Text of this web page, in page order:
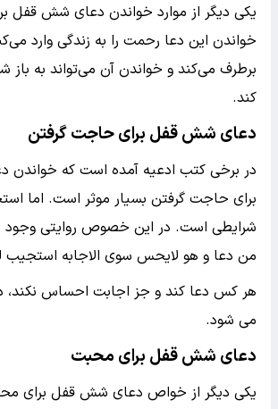
یکی دیگر از موارد خواندن دعای شش قفل
خواندن این دعا رحمت را به زندگی وارد
برطرف می‌کند و خواندن آن می‌تواند به
کند.
دعای شش قفل برای حاجت گرفتن
در برخی کتب ادعیه آمده است که
برای حاجت گرفتن بسیار موثر است. اما
شرایطی است. در این خصوص روایتی وجود
من دعا و هو لایحس سوی الاجابه استجیب
هر کس دعا کند و جز اجابت احساس
می شود.
دعای شش قفل برای محبت
یکی دیگر از خواص دعای شش قفل برای